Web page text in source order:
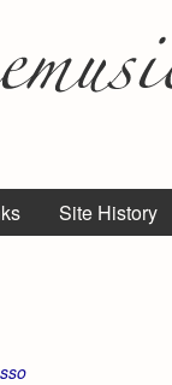
Site History